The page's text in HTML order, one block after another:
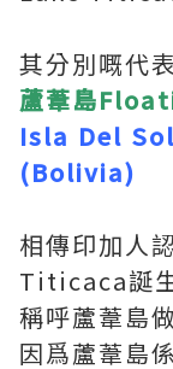
其分別嘅代
蘆葦島
Isla Del
(Bolivia)
相傳印加人
Titicaca誕
稱呼蘆葦島
因爲蘆葦島